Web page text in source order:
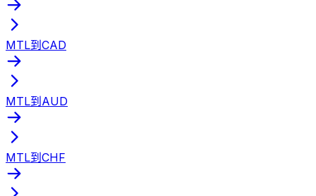
MTL到CAD
MTL到AUD
MTL到CHF